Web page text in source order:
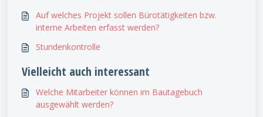
Auf welches Projekt sollen Bürotätigkeiten bzw.
interne Arbeiten erfasst werden?
Stundenkontrolle
Vielleicht auch interessant
Welche Mitarbeiter können im Bautagebuch
ausgewählt werden?